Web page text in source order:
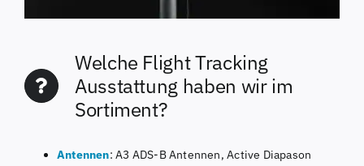
Welche Flight Tracking
Ausstattung haben wir im
Sortiment?
Antennen: A3 ADS-B Antennen, Active Diapason